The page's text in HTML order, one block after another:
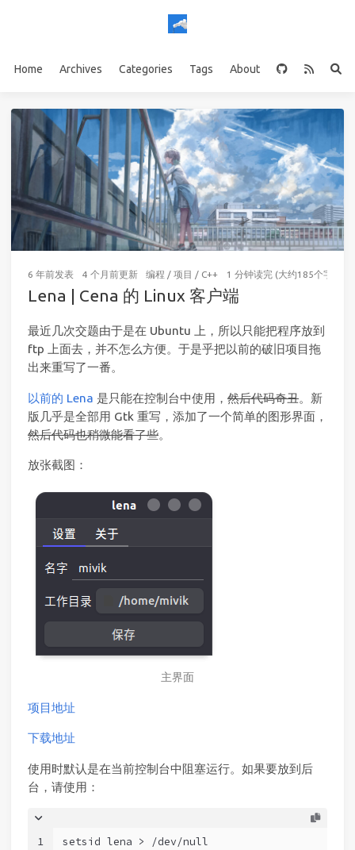
Home Archives Categories Tags About
6 年前发表 4 个月前更新 编程 / 项目 / C++ 1 分钟读完 (大约185个字)
Lena | Cena 的 Linux 客户端
最近几次交题由于是在 Ubuntu 上，所以只能把程序放到
ftp 上面去，并不怎么方便。于是乎把以前的破旧项目拖
出来重写了一番。
以前的 Lena 是只能在控制台中使用， 然后代码奇丑。新
版几乎是全部用 Gtk 重写，添加了一个简单的图形界面，
然后代码也稍微能看了些。
放张截图：
主界面
项目地址
下载地址
使用时默认是在当前控制台中阻塞运行。如果要放到后
台，请使用：
1 setsid lena > /dev/null